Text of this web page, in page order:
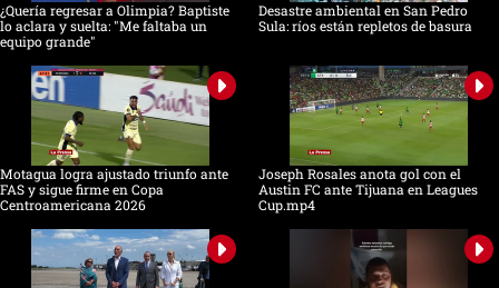
¿Quería regresar a Olimpia? Baptiste
lo aclara y suelta: "Me faltaba un
equipo grande"
Desastre ambiental en San Pedro
Sula: ríos están repletos de basura
Motagua logra ajustado triunfo ante
FAS y sigue firme en Copa
Centroamericana 2026
Joseph Rosales anota gol con el
Austin FC ante Tijuana en Leagues
Cup.mp4